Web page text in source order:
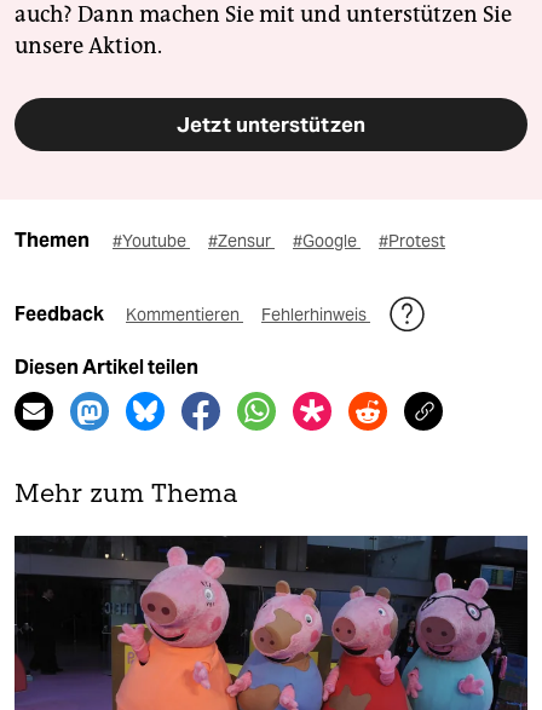
auch? Dann machen Sie mit und unterstützen Sie
unsere Aktion.
Jetzt unterstützen
Themen #Youtube #Zensur #Google #Protest
Feedback Kommentieren Fehlerhinweis
Diesen Artikel teilen
Mehr zum Thema